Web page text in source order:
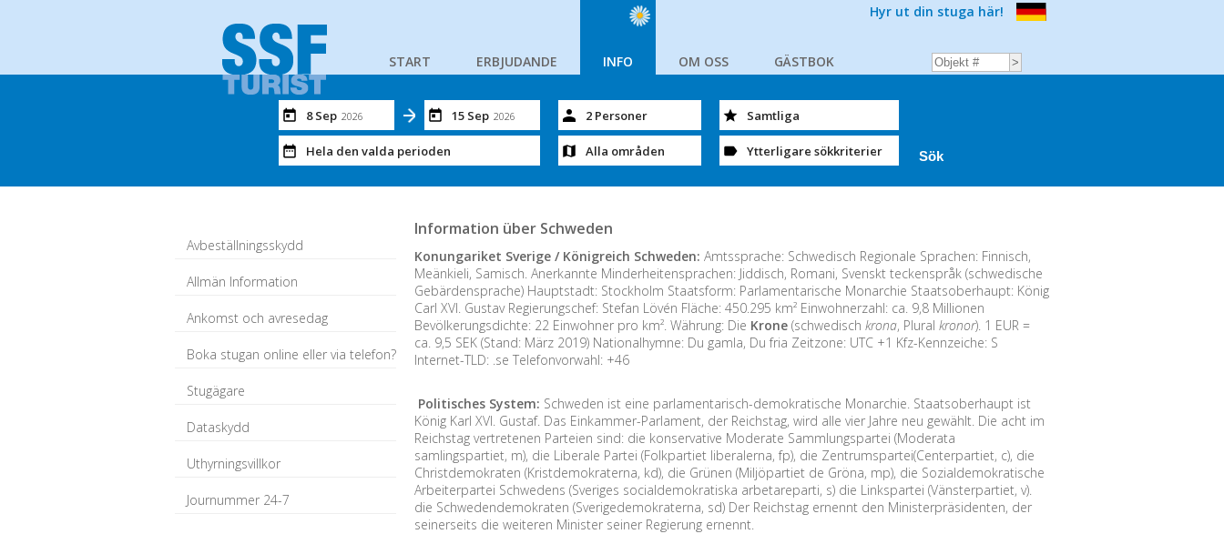
START ERBJUDANDE INFO OM OSS GÄSTBOK
Hyr ut din stuga här!
8 Sep 2026 15 Sep 2026
Hela den valda perioden
2 Personer
Alla områden
Samtliga
Ytterligare sökkriterier
Avbeställningsskydd
Allmän Information
Ankomst och avresedag
Boka stugan online eller via telefon?
Stugägare
Dataskydd
Uthyrningsvillkor
Journummer 24-7
Information über Schweden
Konungariket Sverige / Königreich Schweden: Amtssprache: Schwedisch Regionale Sprachen: Finnisch,
Meänkieli, Samisch. Anerkannte Minderheitensprachen: Jiddisch, Romani, Svenskt teckenspråk (schwedische
Gebärdensprache) Hauptstadt: Stockholm Staatsform: Parlamentarische Monarchie Staatsoberhaupt: König
Carl XVI. Gustav Regierungschef: Stefan Lövén Fläche: 450.295 km² Einwohnerzahl: ca. 9,8 Millionen
Bevölkerungsdichte: 22 Einwohner pro km². Währung: Die Krone (schwedisch krona, Plural kronor). 1 EUR =
ca. 9,5 SEK (Stand: März 2019) Nationalhymne: Du gamla, Du fria Zeitzone: UTC +1 Kfz-Kennzeiche: S
Internet-TLD: .se Telefonvorwahl: +46
Politisches System: Schweden ist eine parlamentarisch-demokratische Monarchie. Staatsoberhaupt ist
König Karl XVI. Gustaf. Das Einkammer-Parlament, der Reichstag, wird alle vier Jahre neu gewählt. Die acht im
Reichstag vertretenen Parteien sind: die konservative Moderate Sammlungspartei (Moderata
samlingspartiet, m), die Liberale Partei (Folkpartiet liberalerna, fp), die Zentrumspartei(Centerpartiet, c), die
Christdemokraten (Kristdemokraterna, kd), die Grünen (Miljöpartiet de Gröna, mp), die Sozialdemokratische
Arbeiterpartei Schwedens (Sveriges socialdemokratiska arbetareparti, s) die Linkspartei (Vänsterpartiet, v).
die Schwedendemokraten (Sverigedemokraterna, sd) Der Reichstag ernennt den Ministerpräsidenten, der
seinerseits die weiteren Minister seiner Regierung ernennt.